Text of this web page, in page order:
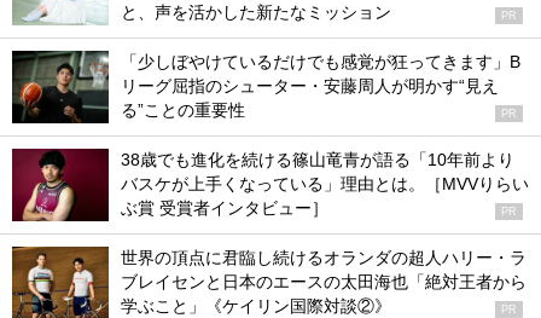
と、声を活かした新たなミッション
PR
「少しぼやけているだけでも感覚が狂ってきます」B
リーグ屈指のシューター・安藤周人が明かす“見え
る”ことの重要性
PR
38歳でも進化を続ける篠山竜青が語る「10年前より
バスケが上手くなっている」理由とは。［MVVりらい
ぶ賞 受賞者インタビュー］
PR
世界の頂点に君臨し続けるオランダの超人ハリー・ラ
ブレイセンと日本のエースの太田海也「絶対王者から
学ぶこと」《ケイリン国際対談②》
PR